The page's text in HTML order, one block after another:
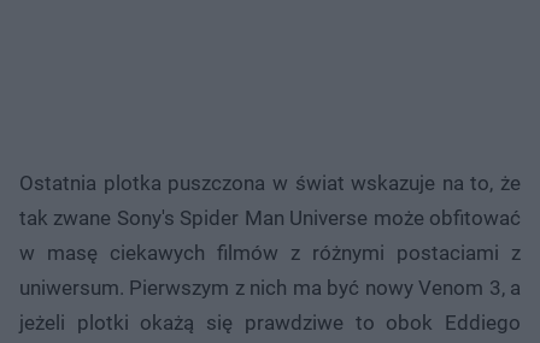
Ostatnia plotka puszczona w świat wskazuje na to, że
tak zwane Sony's Spider Man Universe może obfitować
w masę ciekawych filmów z różnymi postaciami z
uniwersum. Pierwszym z nich ma być nowy Venom 3, a
jeżeli plotki okażą się prawdziwe to obok Eddiego